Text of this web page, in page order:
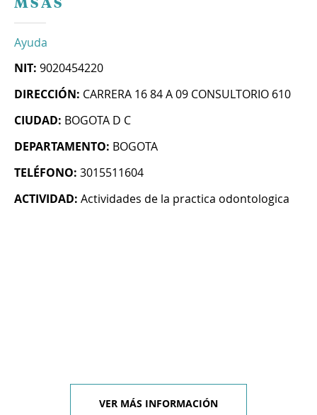
M S A S
Ayuda
NIT: 9020454220
DIRECCIÓN: CARRERA 16 84 A 09 CONSULTORIO 610
CIUDAD: BOGOTA D C
DEPARTAMENTO: BOGOTA
TELÉFONO: 3015511604
ACTIVIDAD: Actividades de la practica odontologica
VER MÁS INFORMACIÓN